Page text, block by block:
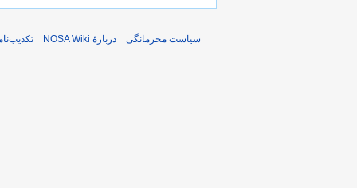
سیاست محرمانگی دربارهٔ NOSA Wiki